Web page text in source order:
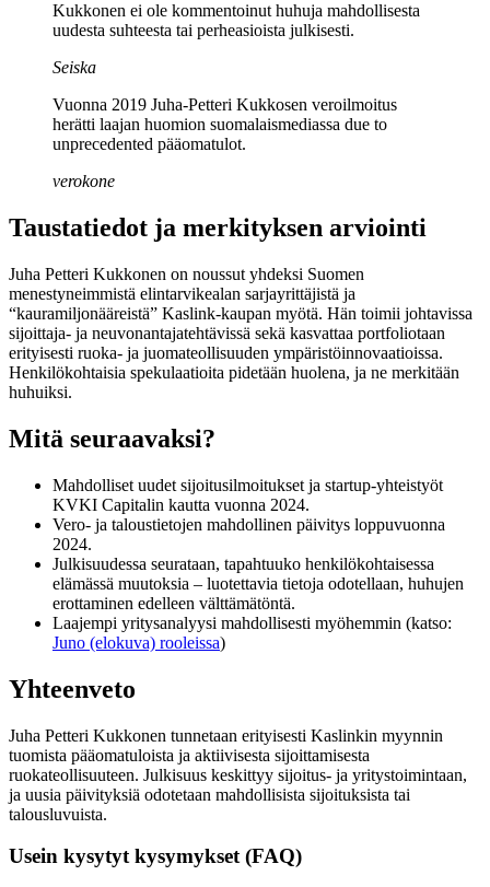
Kukkonen ei ole kommentoinut huhuja mahdollisesta
uudesta suhteesta tai perheasioista julkisesti.
Seiska
Vuonna 2019 Juha-Petteri Kukkosen veroilmoitus
herätti laajan huomion suomalaismediassa due to
unprecedented pääomatulot.
verokone
Taustatiedot ja merkityksen arviointi
Juha Petteri Kukkonen on noussut yhdeksi Suomen
menestyneimmistä elintarvikealan sarjayrittäjistä ja
“kauramiljonääreistä” Kaslink-kaupan myötä. Hän toimii johtavissa
sijoittaja- ja neuvonantajatehtävissä sekä kasvattaa portfoliotaan
erityisesti ruoka- ja juomateollisuuden ympäristöinnovaatioissa.
Henkilökohtaisia spekulaatioita pidetään huolena, ja ne merkitään
huhuiksi.
Mitä seuraavaksi?
Mahdolliset uudet sijoitusilmoitukset ja startup-yhteistyöt
KVKI Capitalin kautta vuonna 2024.
Vero- ja taloustietojen mahdollinen päivitys loppuvuonna
2024.
Julkisuudessa seurataan, tapahtuuko henkilökohtaisessa
elämässä muutoksia – luotettavia tietoja odotellaan, huhujen
erottaminen edelleen välttämätöntä.
Laajempi yritysanalyysi mahdollisesti myöhemmin (katso:
Juno (elokuva) rooleissa)
Yhteenveto
Juha Petteri Kukkonen tunnetaan erityisesti Kaslinkin myynnin
tuomista pääomatuloista ja aktiivisesta sijoittamisesta
ruokateollisuuteen. Julkisuus keskittyy sijoitus- ja yritystoimintaan,
ja uusia päivityksiä odotetaan mahdollisista sijoituksista tai
talousluvuista.
Usein kysytyt kysymykset (FAQ)